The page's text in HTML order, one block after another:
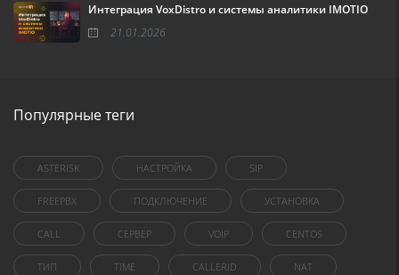
Интеграция VoxDistro и системы аналитики IMOTIO
21.01.2026
Популярные теги
ASTERISK НАСТРОЙКА SIP
FREEPBX ПОДКЛЮЧЕНИЕ УСТАНОВКА
CALL СЕРВЕР VOIP CENTOS
ТИП TIME CALLERID NAT